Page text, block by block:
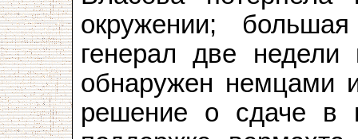
окружении;
генерал две
обнаружен немцами
решение о сдаче в